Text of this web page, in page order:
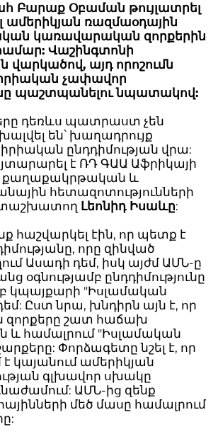
Բարաք Օբաման թույլատրել
ամերիկյան ռազմաօդային
կառավարական զորքերին
Վաշինգտոնի
այդ որոշումն
չափավոր
պաշտպանելու նպատակով:
դեռևս պատրաստ չեն
են՝ խաղադրույք
ընդդիմության վրա:
է ՌԴ ԳԱԱ Աֆրիկայի
քաղաքակրթական և
հետազոտությունների
Լեոնիդ Իսաևը:
հաշվարկել էին, որ պետք է
որը զինված
Ասադի դեմ, իսկ այժմ ԱՄՆ-ը
օգնությամբ ընդդիմությունը
կպայքարի "Իսլամական
Ըստ նրա, խնդիրն այն է, որ
զորքերը շատ հաճախ
և համալրում "Իսլամական
Փորձագետը նշել է, որ
է կայանում ամերիկյան
գլխավոր սխակը
ԱՄՆ-ից զենք
մեծ մասը համալրում